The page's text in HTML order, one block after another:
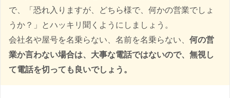
で、「恐れ入りますが、どちら様で、何かの営業でしょ
うか？」とハッキリ聞くようにしましょう。
会社名や屋号を名乗らない、名前を名乗らない、 何の営
業か言わない場合は、大事な電話ではないので、無視し
て電話を切っても良いでしょう。